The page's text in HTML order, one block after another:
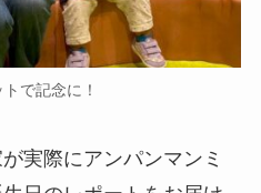
で記念に！
実際にアンパンマンミ